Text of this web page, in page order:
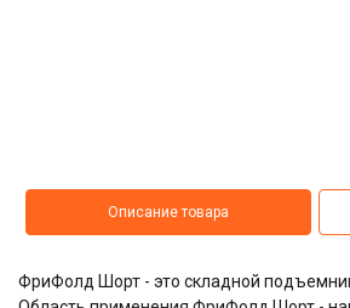
Описание товара
ФриФолд Шорт - это складной